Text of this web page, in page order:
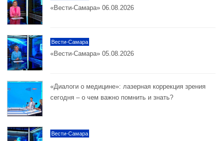
«Вести-Самара» 06.08.2026
Вести-Самара
«Вести-Самара» 05.08.2026
«Диалоги о медицине»: лазерная коррекция зрения
сегодня – о чем важно помнить и знать?
Вести-Самара